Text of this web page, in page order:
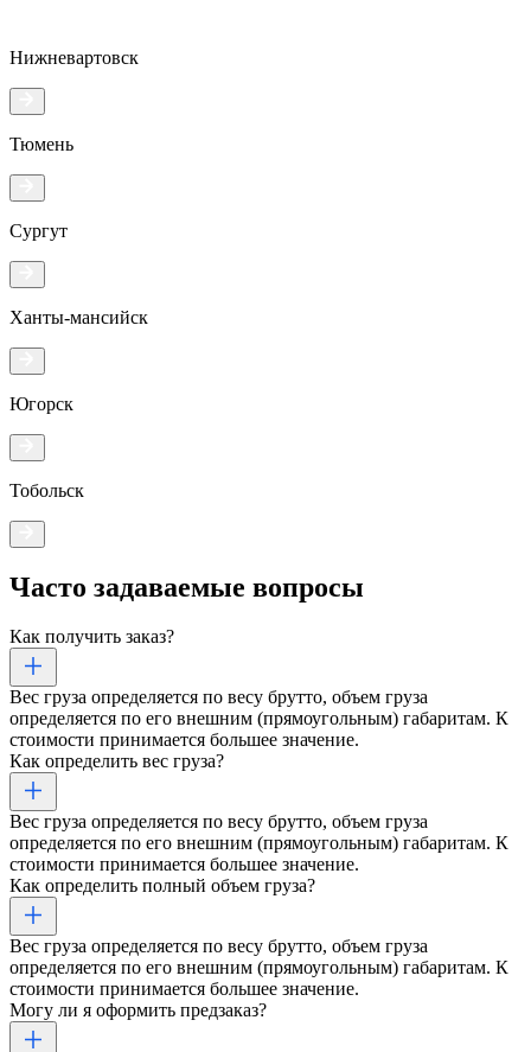
Нижневартовск
Тюмень
Сургут
Ханты-мансийск
Югорск
Тобольск
Часто задаваемые вопросы
Как получить заказ?
Вес груза определяется по весу брутто, объем груза
определяется по его внешним (прямоугольным) габаритам. К
стоимости принимается большее значение.
Как определить вес груза?
Вес груза определяется по весу брутто, объем груза
определяется по его внешним (прямоугольным) габаритам. К
стоимости принимается большее значение.
Как определить полный объем груза?
Вес груза определяется по весу брутто, объем груза
определяется по его внешним (прямоугольным) габаритам. К
стоимости принимается большее значение.
Могу ли я оформить предзаказ?